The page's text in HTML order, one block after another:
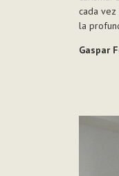
cada
la
Gaspar